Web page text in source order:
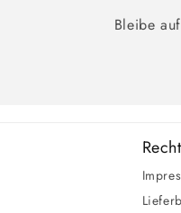
Bleibe